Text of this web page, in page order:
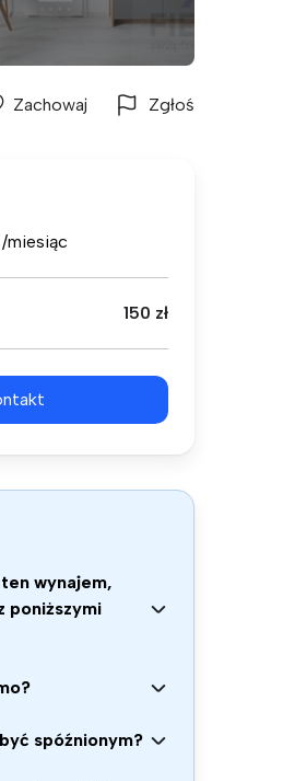
Zachowaj Zgłoś
/miesiąc
150 zł
wynajem,
poniższymi
spóźnionym?